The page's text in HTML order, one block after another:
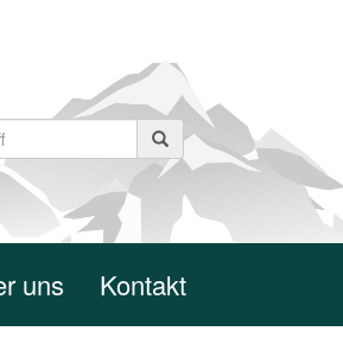
uns Kontakt